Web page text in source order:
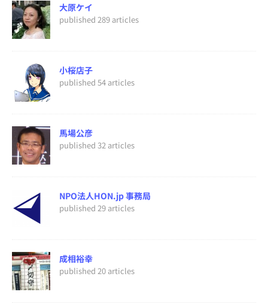
大原ケイ
published 289 articles
小桜店子
published 54 articles
馬場公彦
published 32 articles
NPO法人HON.jp 事務局
published 29 articles
成相裕幸
published 20 articles